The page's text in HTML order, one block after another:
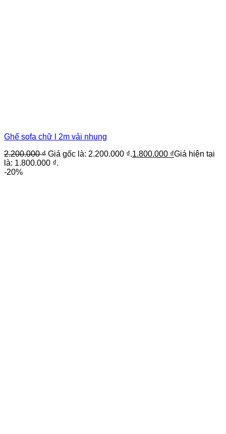
Ghế sofa chữ l 2m vải nhung
2.200.000₫ Giá gốc là: 2.200.000 ₫.1.800.000 ₫Giá hiện tại
là: 1.800.000 ₫.
-20%